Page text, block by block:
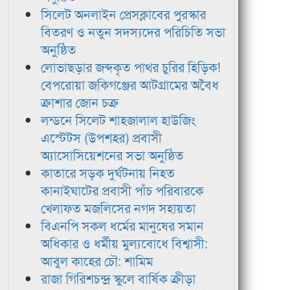
সিলেট অনলাইন প্রেসক্লাবের পুরস্কার
বিতরণ ও নতুন সদস্যদের পরিচিতি সভা
অনুষ্ঠিত
লোভাছড়ার জব্দকৃত পাথর চুরির হিড়িক!
বেপরোয়া জকিগঞ্জের আটগ্রামের অবৈধ
ক্রাশার জোন চক্র
লন্ডনে সিলেট শাহজালাল হাউজিং
এস্টেটস (উপশহর) প্রবাসী
অ্যাসোসিয়েশনের সভা অনুষ্ঠিত
কাতারে সড়ক দুর্ঘটনায় নিহত
কানাইঘাটের প্রবাসী পাঁচ পরিবারকে
খেলাফত মজলিসের নগদ সহায়তা
বিএনপি সকল ধর্মের মানুষের সমান
অধিকার ও ধর্মীয় মুল্যবোধে বিশ্বাসী:
আবুল কাহের চৌ: শামিম
রাজা গিরিশচন্দ্র স্কুলে বার্ষিক ক্রীড়া